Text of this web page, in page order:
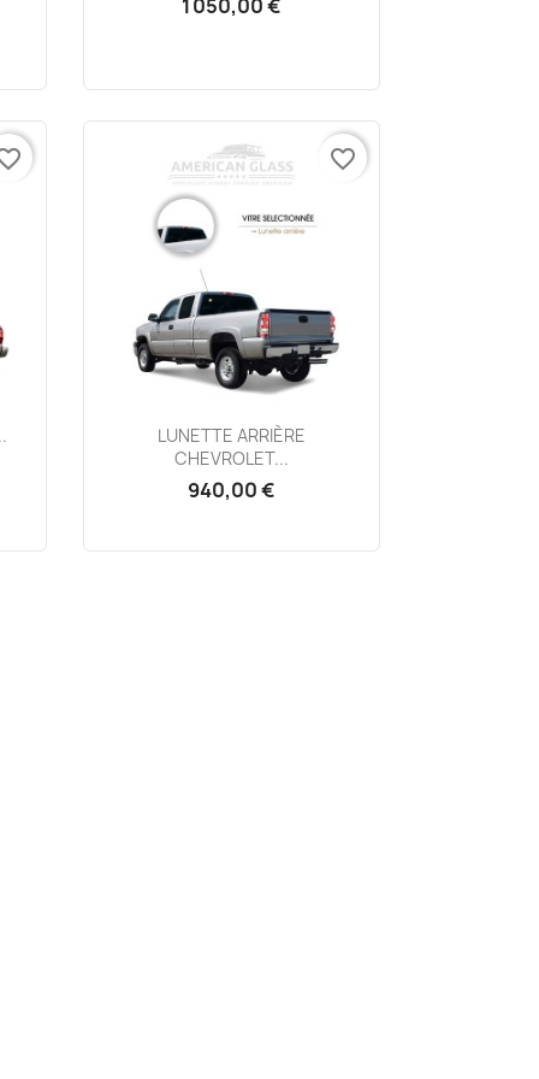
1 050,00 €
Aperçu rapide
LUNETTE ARRIÈRE
CHEVROLET...
940,00 €
favorite_border